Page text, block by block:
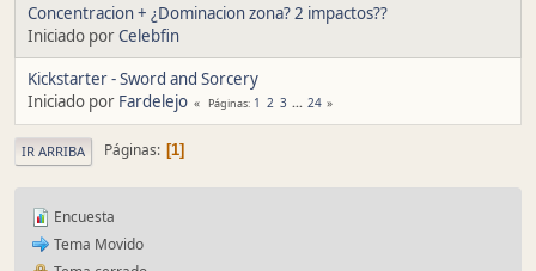
Concentracion + ¿Dominacion zona? 2 impactos??
Iniciado porCelebfin
Kickstarter - Sword and Sorcery
Iniciado por Fardelejo Páginas 1 2 3 ... 24
IR ARRIBA Páginas 1
Encuesta
Tema Movido